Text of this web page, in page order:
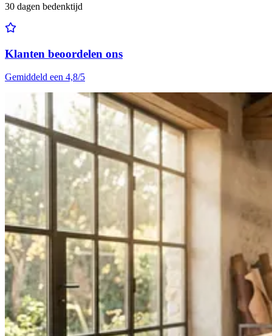
30 dagen bedenktijd
Klanten beoordelen ons
Gemiddeld een 4,8/5